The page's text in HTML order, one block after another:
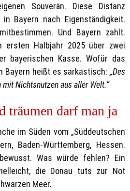
Souverän. Diese Distanz
Bayern nach Eigenständigkeit.
Und Bayern zahlt.
ersten Halbjahr 2025 über zwei
bayerischen Kasse. Wofür das
Bayern heißt es sarkastisch: „Des
mit Nichtsnutzen aus aller Welt.“
träumen darf man ja
im Süden vom „Süddeutschen
Baden-Württemberg, Hessen.
Was würde fehlen? Ein
die Donau tuts zur Not
Meer.